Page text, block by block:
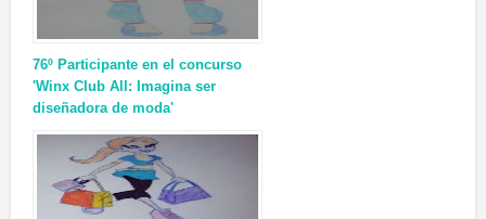
76º Participante en el concurso
'Winx Club All: Imagina ser
diseñadora de moda'